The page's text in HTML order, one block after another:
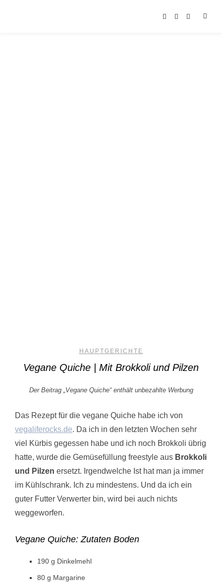
HAUPTGERICHTE
Vegane Quiche | Mit Brokkoli und Pilzen
Der Beitrag „Vegane Quiche“ enthält unbezahlte Werbung
Das Rezept für die vegane Quiche habe ich von
vegaliferocks.de. Da ich in den letzten Wochen sehr
viel Kürbis gegessen habe und ich noch Brokkoli übrig
hatte, wurde die Gemüsefüllung freestyle aus Brokkoli
und Pilzen ersetzt. Irgendwelche Ist hat man ja immer
im Kühlschrank. Ich zu mindestens. Und da ich ein
guter Futter Verwerter bin, wird bei auch nichts
weggeworfen.
Vegane Quiche: Zutaten Boden
190 g Dinkelmehl
80 g Margarine